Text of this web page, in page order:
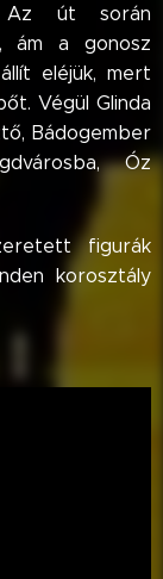
Az út során
ám a gonosz
eléjük, mert
Végül Glinda
Bádogember
Óz
figurák
korosztály